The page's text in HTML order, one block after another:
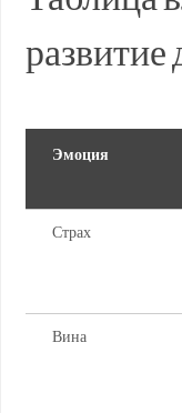
развитие
Эмоция
Страх
Вина